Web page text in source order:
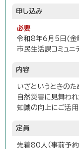
申し込み
必要
令和8年6月5日(金
市民生活課コミュ
内容
いざというときのた
自然災害に見舞わ
知識の向上にご活用
定員
先着80人（事前予約